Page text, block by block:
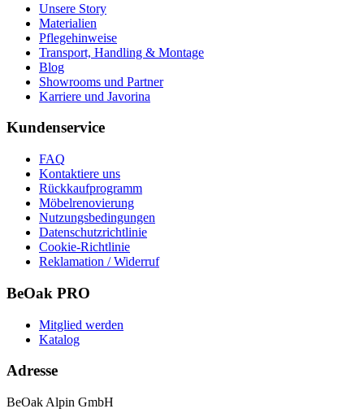
Unsere Story
Materialien
Pflegehinweise
Transport, Handling & Montage
Blog
Showrooms und Partner
Karriere und Javorina
Kundenservice
FAQ
Kontaktiere uns
Rückkaufprogramm
Möbelrenovierung
Nutzungsbedingungen
Datenschutzrichtlinie
Cookie-Richtlinie
Reklamation / Widerruf
BeOak PRO
Mitglied werden
Katalog
Adresse
BeOak Alpin GmbH